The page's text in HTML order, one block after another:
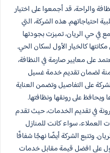
والراحة، قد أجمعوا على اختيار
احتياجاتهم. هذه الشركة، التي
في حي الريان، تميزت بجودتها
كالخيار الأول لسكان الحي.
على معايير صارمة في النظافة،
لضمان تقديم خدمة غسيل
على التفاصيل وتضمن العناية
على رونقها ونظافتها.
في تقديم الخدمات، حيث تقدم
سواء كانت للمنازل
وتتبع الشركة أيضًا نهجًا شفافًا
على افضل قيمة مقابل خدمات